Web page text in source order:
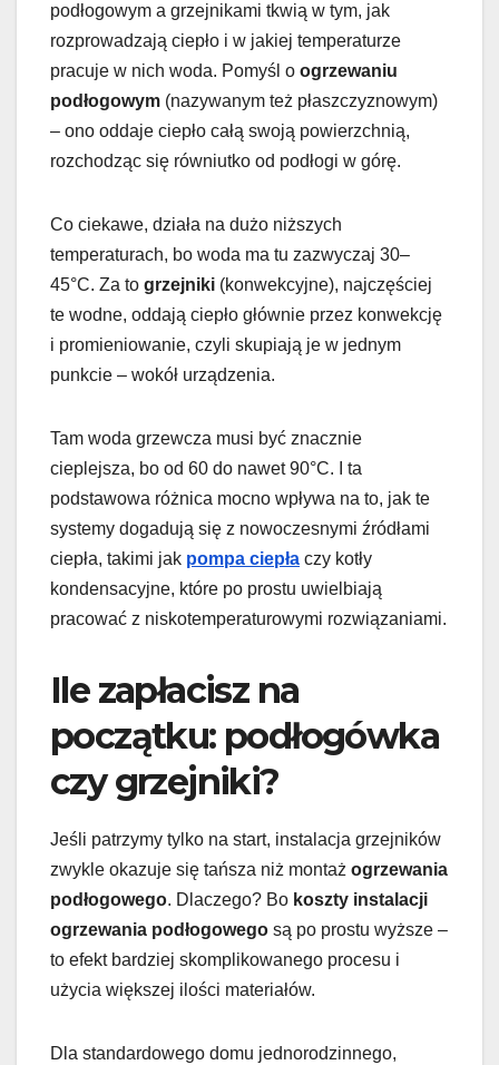
podłogowym a grzejnikami tkwią w tym, jak
rozprowadzają ciepło i w jakiej temperaturze
pracuje w nich woda. Pomyśl o ogrzewaniu
podłogowym (nazywanym też płaszczyznowym)
– ono oddaje ciepło całą swoją powierzchnią,
rozchodząc się równiutko od podłogi w górę.
Co ciekawe, działa na dużo niższych
temperaturach, bo woda ma tu zazwyczaj 30–
45°C. Za to grzejniki (konwekcyjne), najczęściej
te wodne, oddają ciepło głównie przez konwekcję
i promieniowanie, czyli skupiają je w jednym
punkcie – wokół urządzenia.
Tam woda grzewcza musi być znacznie
cieplejsza, bo od 60 do nawet 90°C. I ta
podstawowa różnica mocno wpływa na to, jak te
systemy dogadują się z nowoczesnymi źródłami
ciepła, takimi jak pompa ciepła czy kotły
kondensacyjne, które po prostu uwielbiają
pracować z niskotemperaturowymi rozwiązaniami.
Ile zapłacisz na
początku: podłogówka
czy grzejniki?
Jeśli patrzymy tylko na start, instalacja grzejników
zwykle okazuje się tańsza niż montaż ogrzewania
podłogowego. Dlaczego? Bo koszty instalacji
ogrzewania podłogowego są po prostu wyższe –
to efekt bardziej skomplikowanego procesu i
użycia większej ilości materiałów.
Dla standardowego domu jednorodzinnego,